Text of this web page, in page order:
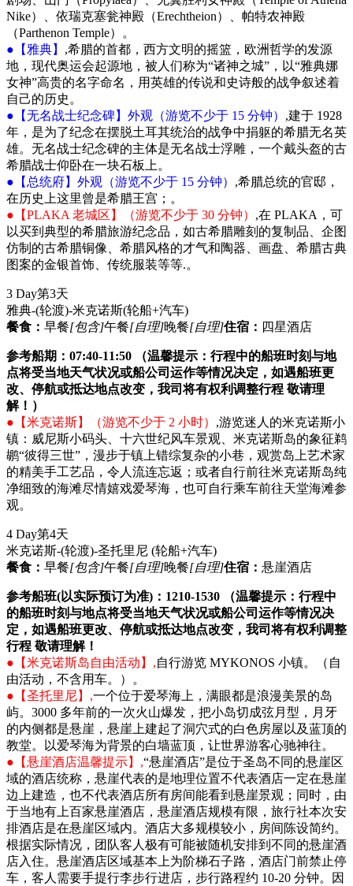
Nike）、依瑞克塞瓮神殿（Erechtheion）、帕特农神殿
（Parthenon Temple）。
●【雅典】 ,希腊的首都，西方文明的摇篮，欧洲哲学的发源
地，现代奥运会起源地，被人们称为“诸神之城”，以“雅典娜
女神”高贵的名字命名，用英雄的传说和史诗般的战争叙述着
自己的历史。
●【无名战士纪念碑】外观（游览不少于 15 分钟） ,建于 1928
年，是为了纪念在摆脱土耳其统治的战争中捐躯的希腊无名英
雄。无名战士纪念碑的主体是无名战士浮雕，一个戴头盔的古
希腊战士仰卧在一块石板上。
●【总统府】外观（游览不少于 15 分钟） ,希腊总统的官邸，
在历史上这里曾是希腊王宫；。
●【PLAKA 老城区】（游览不少于 30 分钟） ,在 PLAKA，可
以买到典型的希腊旅游纪念品，如古希腊雕刻的复制品、企图
仿制的古希腊铜像、希腊风格的才气和陶器、画盘、希腊古典
图案的金银首饰、传统服装等等.。
3 Day第3天
雅典-(轮渡)-米克诺斯(轮船+汽车)
餐食： 早餐[包含]午餐[自理]晚餐[自理]住宿： 四星酒店
参考船期：07:40-11:50 （温馨提示：行程中的船班时刻与地
点将受当地天气状况或船公司运作等情况决定，如遇船班更
改、停航或抵达地点改变，我司将有权利调整行程 敬请理
解！）
●【米克诺斯】（游览不少于 2 小时） ,游览迷人的米克诺斯小
镇：威尼斯小码头、十六世纪风车景观、米克诺斯岛的象征鹈
鹕“彼得三世”，漫步于镇上错综复杂的小巷，观赏岛上艺术家
的精美手工艺品，令人流连忘返；或者自行前往米克诺斯岛纯
净细致的海滩尽情嬉戏爱琴海，也可自行乘车前往天堂海滩参
观。
4 Day第4天
米克诺斯-(轮渡)-圣托里尼 (轮船+汽车)
餐食： 早餐[包含]午餐[自理]晚餐[自理]住宿： 悬崖酒店
参考船班(以实际预订为准)：1210-1530 （温馨提示：行程中
的船班时刻与地点将受当地天气状况或船公司运作等情况决
定，如遇船班更改、停航或抵达地点改变，我司将有权利调整
行程 敬请理解！
●【米克诺斯岛自由活动】,自行游览 MYKONOS 小镇。（自
由活动，不含用车。）。
●【圣托里尼】,一个位于爱琴海上，满眼都是浪漫美景的岛
屿。3000 多年前的一次火山爆发，把小岛切成弦月型，月牙
的内侧都是悬崖，悬崖上建起了洞穴式的白色房屋以及蓝顶的
教堂。以爱琴海为背景的白墙蓝顶，让世界游客心驰神往。
●【悬崖酒店温馨提示】,“悬崖酒店”是位于圣岛不同的悬崖区
域的酒店统称，悬崖代表的是地理位置不代表酒店一定在悬崖
边上建造，也不代表酒店所有房间能看到悬崖景观；同时，由
于当地有上百家悬崖酒店，悬崖酒店规模有限，旅行社本次安
排酒店是在悬崖区域内。酒店大多规模较小，房间陈设简约。
根据实际情况，团队客人极有可能被随机安排到不同的悬崖酒
店入住。悬崖酒店区域基本上为阶梯石子路，酒店门前禁止停
车，客人需要手提行李步行进店，步行路程约 10-20 分钟。因